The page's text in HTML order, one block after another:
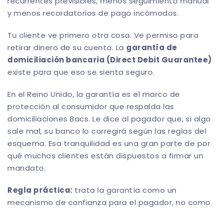
y menos recordatorios de pago incómodos.
Tu cliente ve primero otra cosa. Ve permiso para
retirar dinero de su cuenta. La garantía de
domiciliación bancaria (Direct Debit Guarantee)
existe para que eso se sienta seguro.
En el Reino Unido, la garantía es el marco de
protección al consumidor que respalda las
domiciliaciones Bacs. Le dice al pagador que, si algo
sale mal, su banco lo corregirá según las reglas del
esquema. Esa tranquilidad es una gran parte de por
qué muchos clientes están dispuestos a firmar un
mandato.
Regla práctica: trata la garantía como un
mecanismo de confianza para el pagador, no como